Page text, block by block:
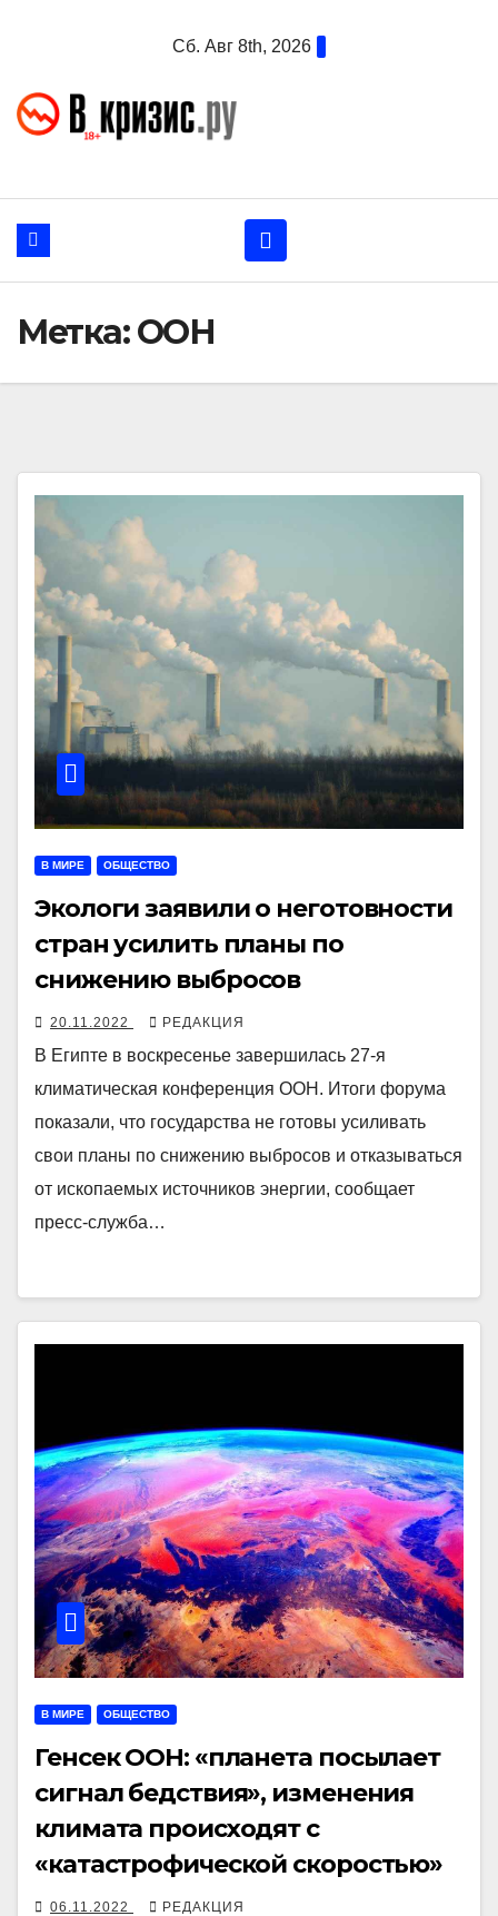
Сб. Авг 8th, 2026
Метка:ООН
В МИРЕ ОБЩЕСТВО
Экологи заявили о неготовности
стран усилить планы по
снижению выбросов
20.11.2022 РЕДАКЦИЯ
В Египте в воскресенье завершилась 27-я
климатическая конференция ООН. Итоги форума
показали, что государства не готовы усиливать
свои планы по снижению выбросов и отказываться
от ископаемых источников энергии, сообщает
пресс-служба…
В МИРЕ ОБЩЕСТВО
Генсек ООН: «планета посылает
сигнал бедствия», изменения
климата происходят с
«катастрофической скоростью»
06.11.2022 РЕДАКЦИЯ